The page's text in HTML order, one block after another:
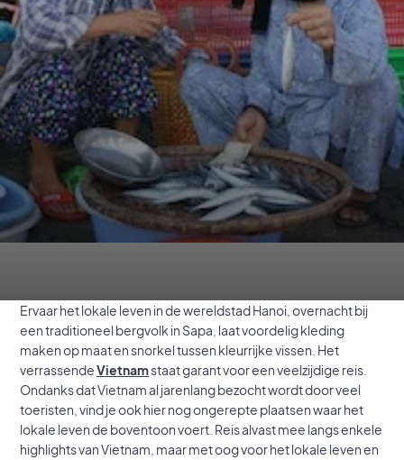
Ervaar het lokale leven in de wereldstad Hanoi, overnacht bij
een traditioneel bergvolk in Sapa, laat voordelig kleding
maken op maat en snorkel tussen kleurrijke vissen. Het
verrassendeVietnamstaat garant voor een veelzijdige reis.
Ondanks dat Vietnam al jarenlang bezocht wordt door veel
toeristen, vind je ook hier nog ongerepte plaatsen waar het
lokale leven de boventoon voert. Reis alvast mee langs enkele
highlights van Vietnam, maar met oog voor het lokale leven en